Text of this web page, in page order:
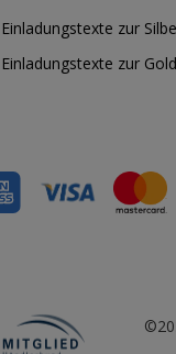
Einladungstexte zur
Einladungstexte zur